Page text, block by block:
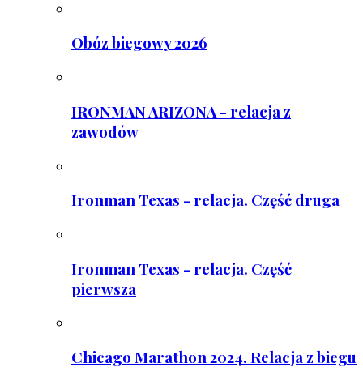
Obóz biegowy 2026
IRONMAN ARIZONA - relacja z
zawodów
Ironman Texas - relacja. Część druga
Ironman Texas - relacja. Część
pierwsza
Chicago Marathon 2024. Relacja z biegu